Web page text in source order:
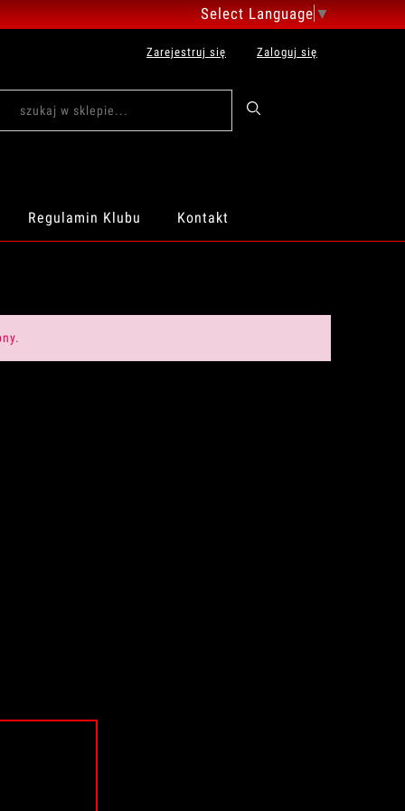
Select Language▼
Zarejestruj się Zaloguj się
Regulamin Klubu Kontakt